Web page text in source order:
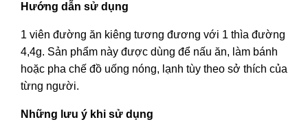
Hướng dẫn sử dụng
1 viên đường ăn kiêng tương đương với 1 thìa đường
4,4g. Sản phẩm này được dùng để nấu ăn, làm bánh
hoặc pha chế đồ uống nóng, lạnh tùy theo sở thích của
từng người.
Những lưu ý khi sử dụng